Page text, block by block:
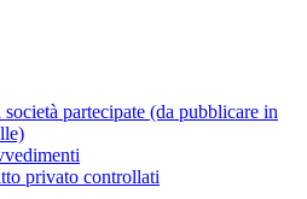
partecipate (da pubblicare in
privato controllati